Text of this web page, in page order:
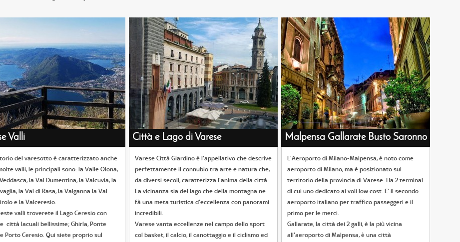
Valli Città e Lago di Varese Malpensa Gallarate Busto Saronno
del varesotto è caratterizzato anche
valli, le principali sono: la Valle Olona,
la Val Dumentina, la Valcuvia, la
la Val di Rasa, la Valganna la Val
e la Valceresio.
valli troverete il Lago Ceresio con
città lacuali bellissime; Ghirla, Ponte
Porto Ceresio. Qui siete proprio sul
Varese Città Giardino è l'appellativo che descrive
perfettamente il connubio tra arte e natura che,
da diversi secoli, caratterizza l'anima della città.
La vicinanza sia del lago che della montagna ne
fà una meta turistica d'eccellenza con panorami
incredibili.
Varese vanta eccellenze nel campo dello sport
col basket, il calcio, il canottaggio e il ciclismo ed
L'Aeroporto di Milano-Malpensa, è noto come
aeroporto di Milano, ma è posizionato sul
territorio della provincia di Varese. Ha 2 terminal
di cui uno dedicato ai voli low cost. E' il secondo
aeroporto italiano per traffico passeggeri e il
primo per le merci.
Gallarate, la città dei 2 galli, è la più vicina
all'aeroporto di Malpensa, è una città